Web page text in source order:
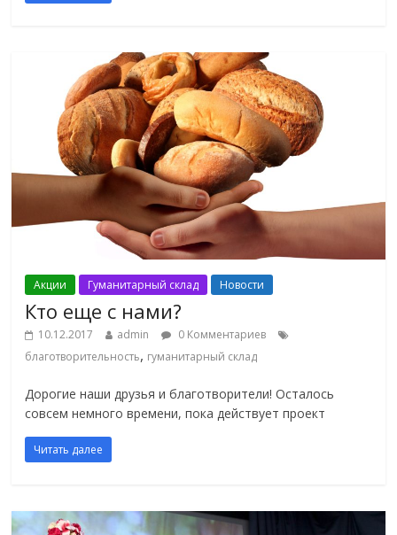
Акции Гуманитарный склад Новости
Кто еще с нами?
10.12.2017 admin
0 Комментариев
благотворительность, гуманитарный склад
Дорогие наши друзья и благотворители! Осталось
совсем немного времени, пока действует проект
Читать далее